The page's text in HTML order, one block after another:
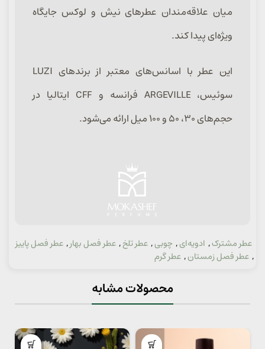
میان علاقه‌مندان عطرهای نیش و لوکس جایگاه
ویژه‌ای پیدا کند.
این عطر با اسانس‌های معتبر از برندهای LUZI
سوئیس، ARGEVILLE فرانسه و CFF ایتالیا در
حجم‌های ۳۰، ۵۰ و ۱۰۰ میل ارائه می‌شود.
عطر مشترک, ادویه‌ای, چوبی, عطر تلخ, عطر فصل بهار, عطر فصل پاییز
, عطر فصل زمستان, عطر گرم
محصولات مشابه